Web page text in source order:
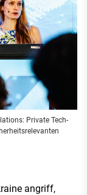
Private Tech-
angriff,